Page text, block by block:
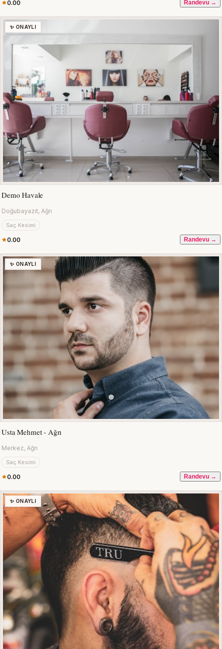
0.00 Randevu →
✨ ONAYLI
Demo Havale
Doğubayazıt, Ağrı
Saç Kesimi
0.00 Randevu →
✨ ONAYLI
Usta Mehmet - Ağrı
Merkez, Ağrı
Saç Kesimi
0.00 Randevu →
✨ ONAYLI